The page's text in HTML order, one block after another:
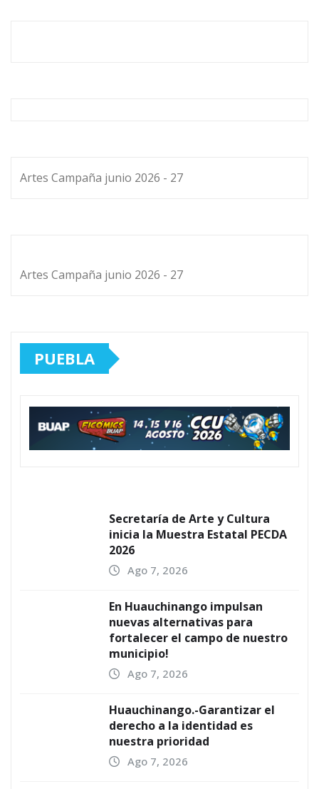
Artes Campaña junio 2026 - 27
Artes Campaña junio 2026 - 27
PUEBLA
Secretaría de Arte y Cultura
inicia la Muestra Estatal PECDA
2026
Ago 7, 2026
En Huauchinango impulsan
nuevas alternativas para
fortalecer el campo de nuestro
municipio!
Ago 7, 2026
Huauchinango.-Garantizar el
derecho a la identidad es
nuestra prioridad
Ago 7, 2026